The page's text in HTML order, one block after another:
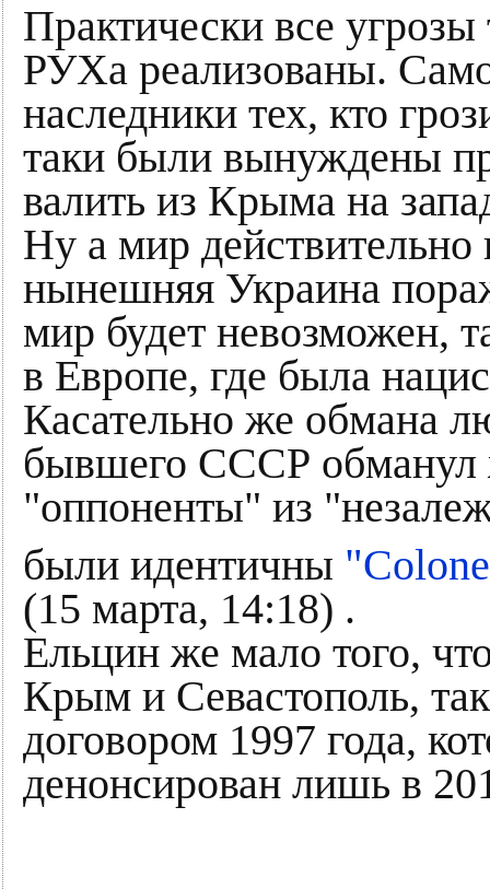
Практически все
РУХа реализованы.
наследники тех, кто
таки были вынуждены
валить из Крыма на
Ну а мир
нынешняя Украина
мир будет невозможен,
в Европе, где была
Касательно же обмана
бывшего СССР обманул
"оппоненты" из
были идентичны "
(15 марта, 14:18) .
Ельцин же мало того,
Крым и Севастополь,
договором 1997 года,
денонсирован лишь в